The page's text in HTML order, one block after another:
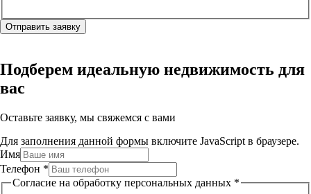
Отправить заявку
Подберем идеальную недвижимость для
вас
Оставьте заявку, мы свяжемся с вами
Для заполнения данной формы включите JavaScript в браузере.
Имя
Телефон *
Согласие на обработку персональных данных *